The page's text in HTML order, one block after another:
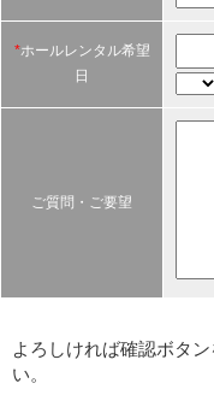
*ホールレンタル希望
日
ご質問・ご要望
よろしければ確認ボタ
い。